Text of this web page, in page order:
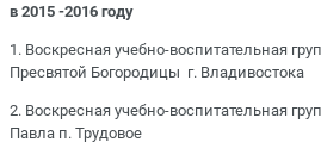
в 2015 -2016 году
1. Воскресная учебно-воспитательная
Пресвятой Богородицы г. Владивостока
2. Воскресная учебно-воспитательная
Павла п. Трудовое